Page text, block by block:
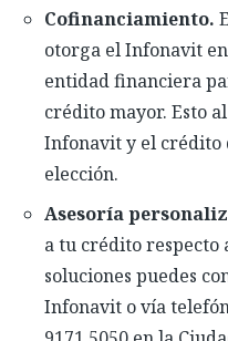
Cofinanciamiento.
otorga el Infonavit
entidad financiera
crédito mayor. Esto
Infonavit y el crédito
elección.
Asesoría
a tu crédito respecto
soluciones puedes
Infonavit o vía